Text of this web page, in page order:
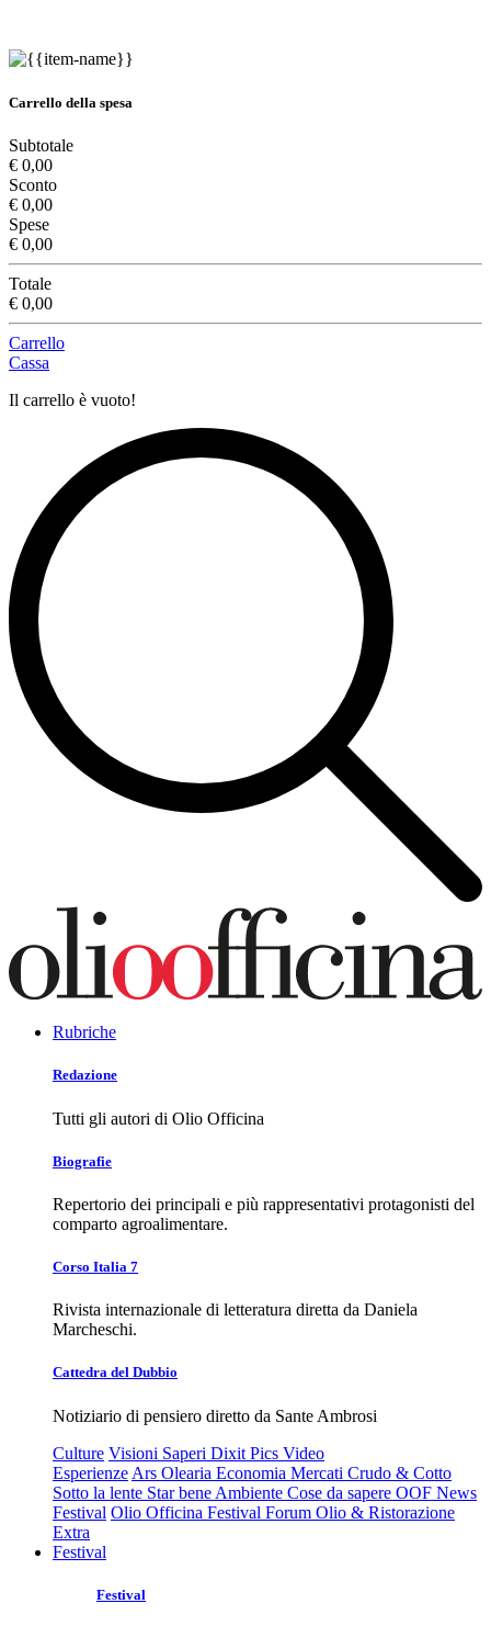
Carrello della spesa
Subtotale
€ 0,00
Sconto
€ 0,00
Spese
€ 0,00
Totale
€ 0,00
Carrello
Cassa
Il carrello è vuoto!
Rubriche
Redazione
Tutti gli autori di Olio Officina
Biografie
Repertorio dei principali e più rappresentativi protagonisti del
comparto agroalimentare.
Corso Italia 7
Rivista internazionale di letteratura diretta da Daniela
Marcheschi.
Cattedra del Dubbio
Notiziario di pensiero diretto da Sante Ambrosi
Culture Visioni Saperi Dixit Pics Video
Esperienze Ars Olearia Economia Mercati Crudo & Cotto
Sotto la lente Star bene Ambiente Cose da sapere OOF News
Festival Olio Officina Festival Forum Olio & Ristorazione
Extra
Festival
Festival